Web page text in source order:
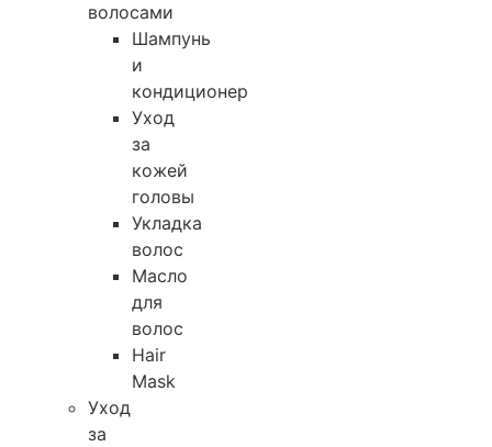
волосами
Шампунь
и
кондиционер
Уход
за
кожей
головы
Укладка
волос
Масло
для
волос
Hair
Mask
Уход
за